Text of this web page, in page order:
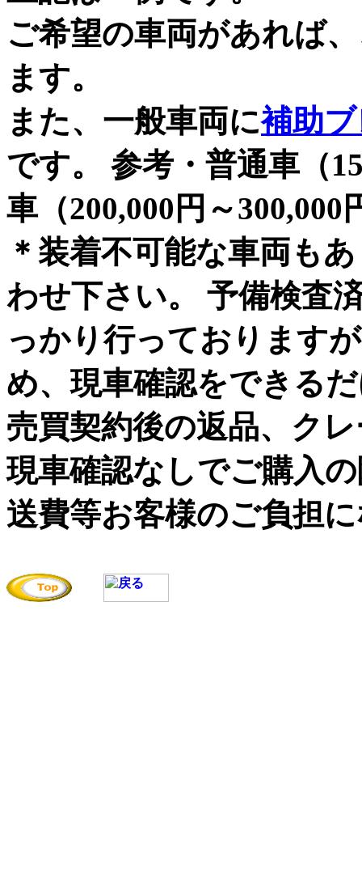
ご希望の車両があれば
ます。
また、一般車両に補助
です。 参考・普通車（
車（200,000円～300,000
＊装着不可能な車両も
わせ下さい。 予備検査
っかり行っております
め、現車確認をできる
売買契約後の返品、ク
現車確認なしでご購入
送費等お客様のご負担